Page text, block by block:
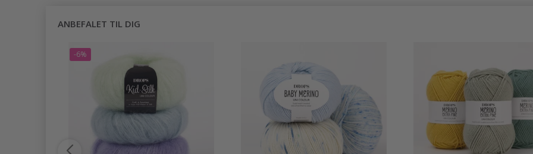
ANBEFALET TIL DIG
-6%